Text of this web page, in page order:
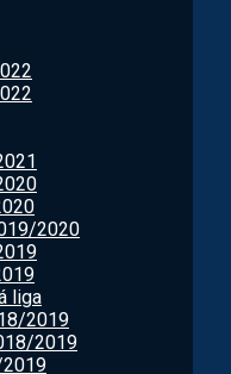
2020
liga
2019
2019